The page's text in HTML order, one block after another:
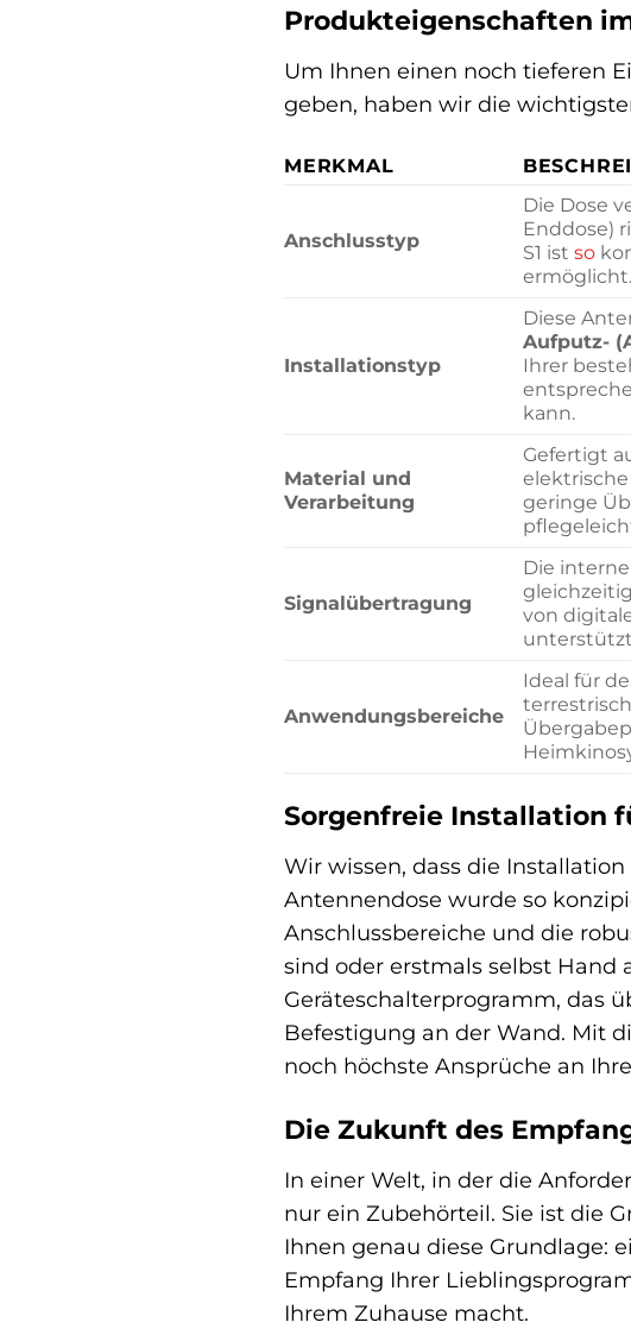
Produkteigenschaften
Um Ihnen einen noch tieferen
geben, haben wir die
MERKMAL
Anschlusstyp
Die Dose
Enddose)
S1 ist so
ermöglicht.
Installationstyp
Diese
Aufputz-
Ihrer
kann.
Material und
Verarbeitung
Gefertigt
geringe
Signalübertragung
Die
von
Anwendungsbereiche
Ideal für
Sorgenfreie Installation
Wir wissen, dass die
Antennendose wurde so
Anschlussbereiche und die
sind oder erstmals selbst Hand
Geräteschalterprogramm, das
Befestigung an der Wand. Mit
noch höchste Ansprüche an
Die Zukunft des
In einer Welt, in der die
nur ein Zubehörteil. Sie ist die
Ihnen genau diese Grundlage:
Empfang Ihrer
Ihrem Zuhause macht.